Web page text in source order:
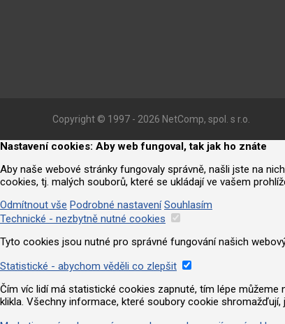
Copyright © 1997 - 2026 NetComp, spol. s r.o.
Nastavení cookies: Aby web fungoval, tak jak ho znáte
Aby naše webové stránky fungovaly správně, našli jste na
cookies, tj. malých souborů, které se ukládají ve vašem
Odmítnout vše Podrobné nastavení Souhlasím
Technické - nezbytně nutné cookies
Tyto cookies jsou nutné pro správné fungování našich
Statistické - abychom věděli co zlepšit
Čím víc lidí má statistické cookies zapnuté, tím lépe
klikla. Všechny informace, které soubory cookie shromažďují,